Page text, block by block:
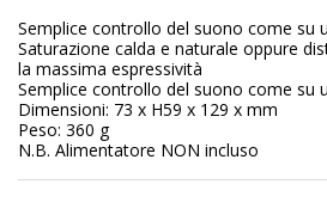
Semplice controllo del suono come su
Saturazione calda e naturale oppure
la massima espressività
Semplice controllo del suono come su
Dimensioni: 73 x H59 x 129 x mm
Peso: 360 g
N.B. Alimentatore NON incluso